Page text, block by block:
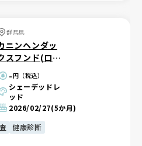
群馬県
ニンヘンダッ
スフンド(ロン
グ) -円（税込）
シェーデッドレ
ッド
2026/02/27(5か月)
健康診断